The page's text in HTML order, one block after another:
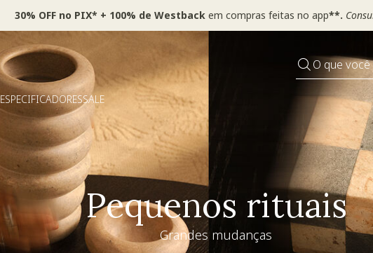
30% OFF no PIX* + 100% de Westback em compras feitas no app**.
O que
ESPECIFICADORESSALE
Especial Dia dos
Westwing + @_nathaliacandelaria